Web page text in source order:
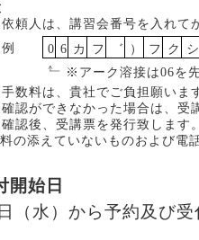
依頼人は、講習会番号を入れ
例
0 6 カ フ ゛ ） フ ク
シ
※アーク溶接は06を
手数料は、貴社でご負担願いま
確認ができなかった場合は、受
確認後、受講票を発行致しま
の添えていないものおよび電
開始日
（水）から予約及び